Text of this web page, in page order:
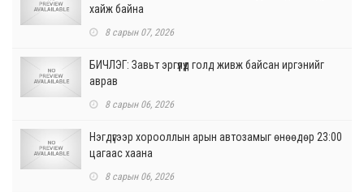
хайж байна
8 сарын 07, 2026
БИЧЛЭГ: Завьт эргүүлүүд голд живж байсан иргэнийг
аврав
8 сарын 06, 2026
Нэгдүгээр хорооллын арын автозамыг өнөөдөр 23:00
цагаас хаана
8 сарын 06, 2026